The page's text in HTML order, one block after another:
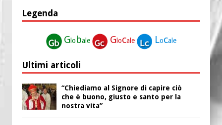
Legenda
G lo bale G locale Locale
Ultimi articoli
“Chiediamo al Signore di capire ciò
che è buono, giusto e santo per la
nostra vita”